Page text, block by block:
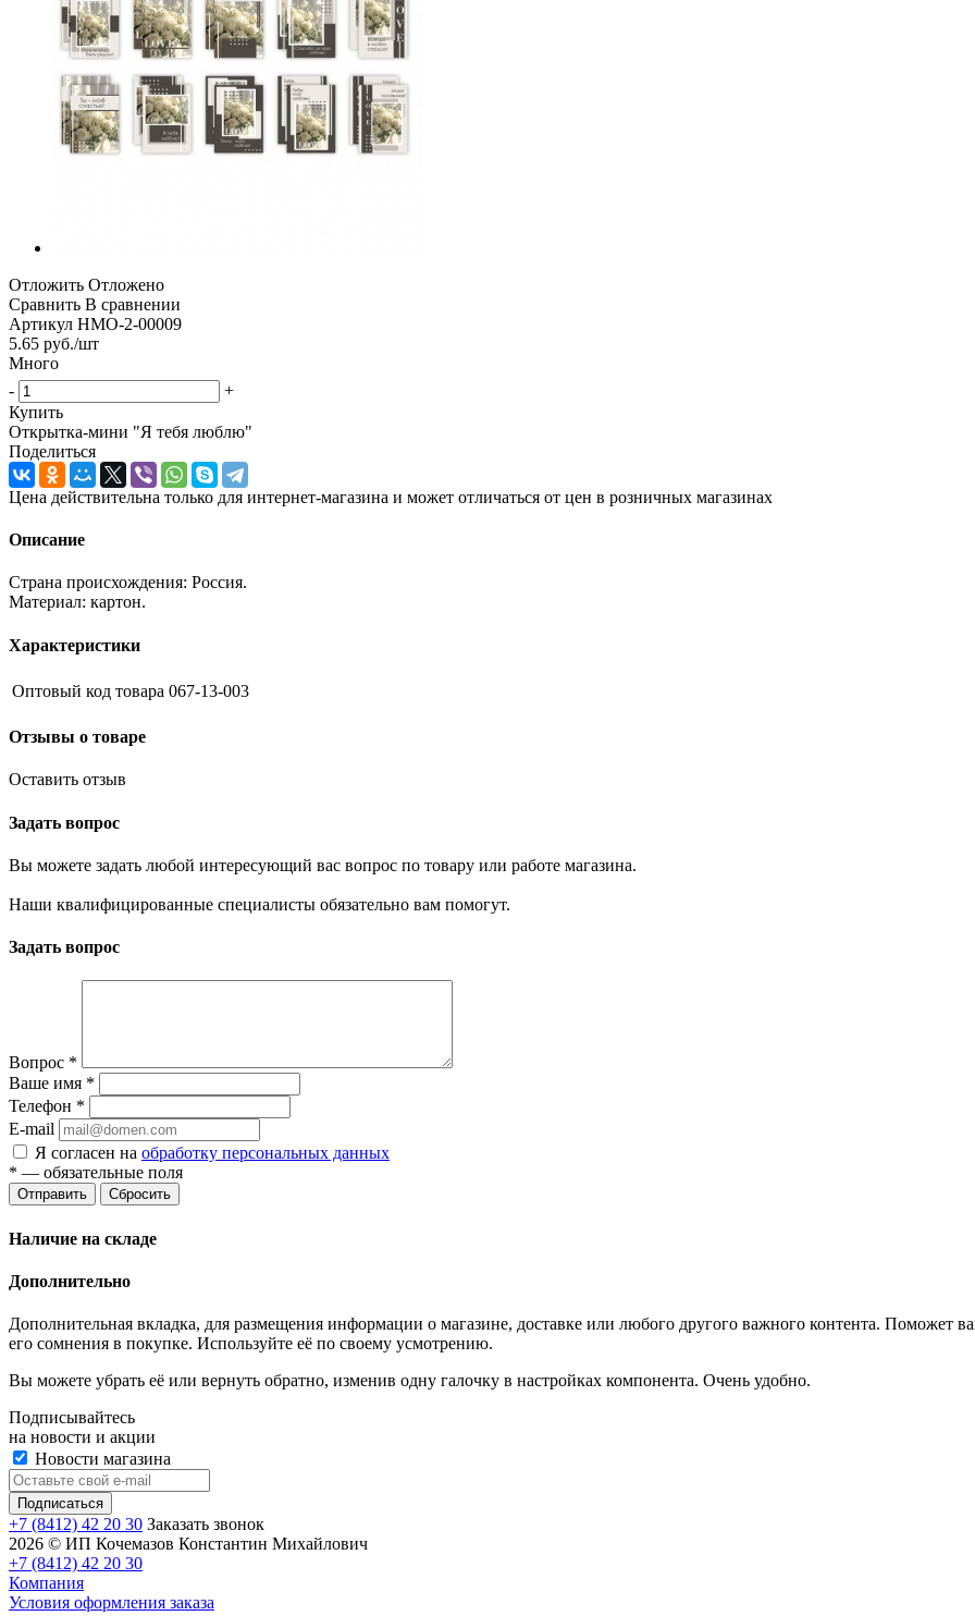
Отложить Отложено
Сравнить В сравнении
Артикул НМО-2-00009
5.65 руб./шт
Много
-
+
Купить
Открытка-мини "Я тебя люблю"
Поделиться
Цена действительна только для интернет-магазина и может отличаться от цен в розничных магазинах
Описание
Страна происхождения: Россия.
Материал: картон.
Характеристики
Оптовый код товара 067-13-003
Отзывы о товаре
Оставить отзыв
Задать вопрос
Вы можете задать любой интересующий вас вопрос по товару или работе магазина.
Наши квалифицированные специалисты обязательно вам помогут.
Задать вопрос
Вопрос *
Ваше имя *
Телефон *
E-mail
Я согласен на обработку персональных данных
* — обязательные поля
Отправить Сбросить
Наличие на складе
Дополнительно
Дополнительная вкладка, для размещения информации о магазине, доставке или любого другого важного контента. Поможет
его сомнения в покупке. Используйте её по своему усмотрению.
Вы можете убрать её или вернуть обратно, изменив одну галочку в настройках компонента. Очень удобно.
Подписывайтесь
на новости и акции
Новости магазина
+7 (8412) 42 20 30 Заказать звонок
2026 © ИП Кочемазов Константин Михайлович
+7 (8412) 42 20 30
Компания
Условия оформления заказа